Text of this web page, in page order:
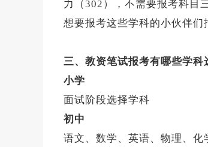
力（302），不需要报考科目
想要报考这些学科的小伙伴们
三、教资笔试报考有哪些学科
小学
面试阶段选择学科
初中
语文、数学、英语、物理、